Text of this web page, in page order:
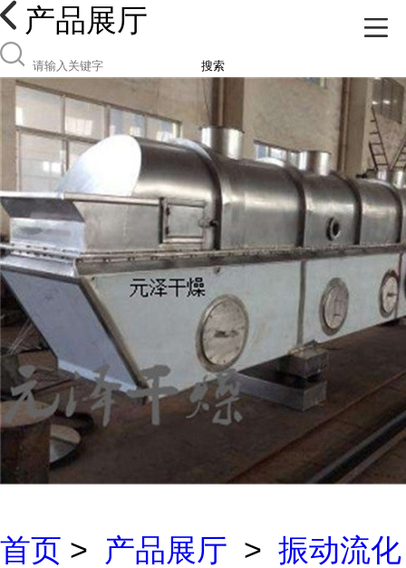
产品展厅
搜索
首页 > 产品展厅 > 振动流化